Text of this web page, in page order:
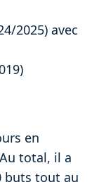
2025) avec
en
total, il a
buts tout au